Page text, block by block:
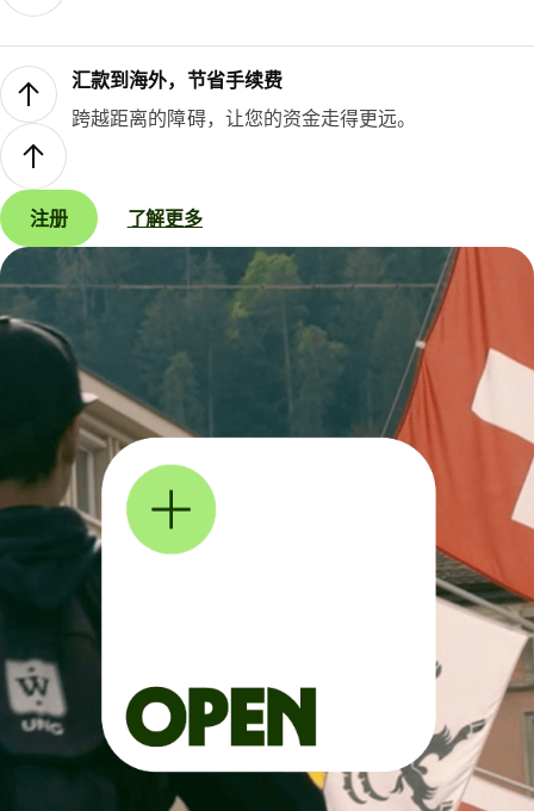
汇款到海外，节省手续费
跨越距离的障碍，让您的资金走得更远。
注册 了解更多